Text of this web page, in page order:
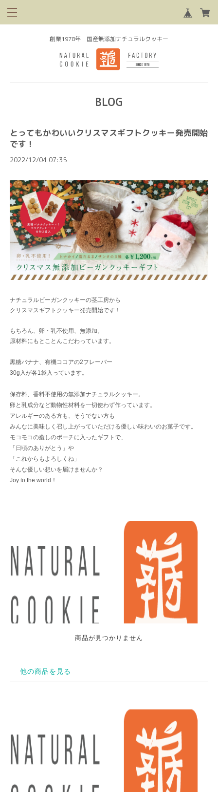
創業1978年 国産無添加ナチュラルクッキー
BLOG
とってもかわいいクリスマスギフトクッキー発売開始
です！
2022/12/04 07:35
ナチュラルビーガンクッキーの茎工房から
クリスマスギフトクッキー発売開始です！
もちろん、卵・乳不使用、無添加。
原材料にもとことんこだわっています。
黒糖バナナ、有機ココアの2フレーバー
30g入が各1袋入っています。
保存料、香料不使用の無添加ナチュラルクッキー。
卵と乳成分など動物性材料を一切使わず作っています。
アレルギーのある方も、そうでない方も
みんなに美味しく召し上がっていただける優しい味わいのお菓子です。
モコモコの癒しのポーチに入ったギフトで、
「日頃のありがとう」や
「これからもよろしくね」
そんな優しい想いを届けませんか？
Joy to the world！